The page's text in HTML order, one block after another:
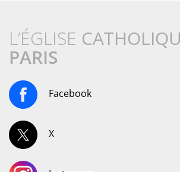
L’ÉGLISE
PARIS
Facebook
X